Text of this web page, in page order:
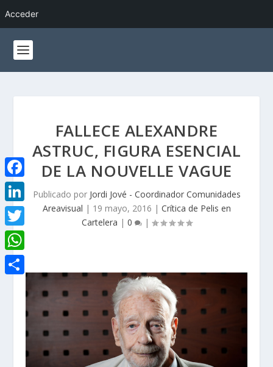
Acceder
FALLECE ALEXANDRE
ASTRUC, FIGURA ESENCIAL
DE LA NOUVELLE VAGUE
Publicado por Jordi Jové - Coordinador Comunidades
Areavisual | 19 mayo, 2016 | Crítica de Pelis en
Cartelera | 0 |
F
a
c
e
b
L
i
n
k
T
w
i
W